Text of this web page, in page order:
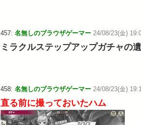
457: 名無しのブラウザゲーマー 24/08/23(金)
ミラクルステップアップガチャの
458: 名無しのブラウザゲーマー 24/08/23(金)
直る前に撮っておいたハム